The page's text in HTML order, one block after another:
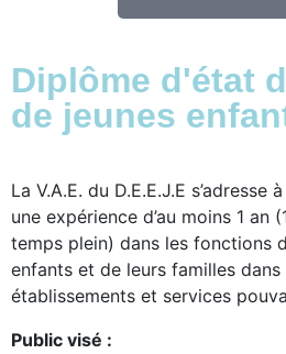
Diplôme d'état
de jeunes
La V.A.E. du D.E.E.J.E s’adresse
une expérience d’au moins 1 an
temps plein) dans les fonctions
enfants et de leurs familles
établissements et services
Public visé :